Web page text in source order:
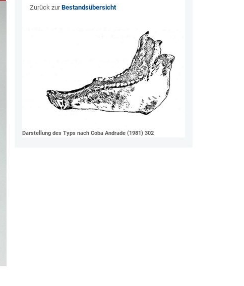
Zurück zurBestandsübersicht
Darstellung des Typs nach Coba Andrade (1981) 302